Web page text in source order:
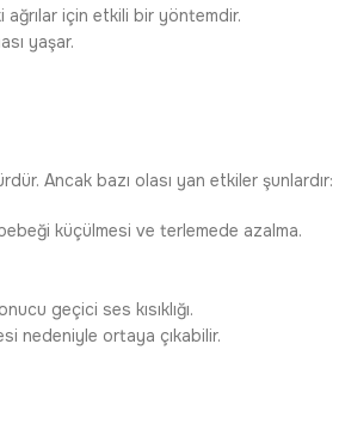
için etkili bir yöntemdir.
yaşar.
Ancak bazı olası yan etkiler şunlardır:
küçülmesi ve terlemede azalma.
geçici ses kısıklığı.
nedeniyle ortaya çıkabilir.